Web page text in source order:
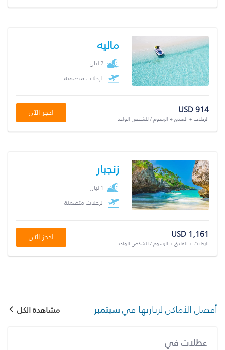
ماليه
2 ليال
الرحلات متضمنة
USD 914
الرحلات + الفندق + الرسوم / للشخص الواحد
احجز الآن
زنجبار
1 ليال
الرحلات متضمنة
USD 1,161
الرحلات + الفندق + الرسوم / للشخص الواحد
احجز الآن
أفضل الأماكن لزيارتها فيسبتمبر مشاهدة الكل
عطلات في